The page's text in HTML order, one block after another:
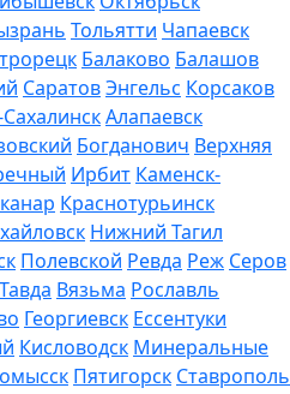
Тольятти Чапаевск
Балаково Балашов
СаратовЭнгельс Корсаков
Алапаевск
Богданович Верхняя
Ирбит Каменск-
Краснотурьинск
Нижний Тагил
Полевской Ревда Реж Серов
Тавда Вязьма Рославль
Георгиевск Ессентуки
Кисловодск Минеральные
Пятигорск Ставрополь